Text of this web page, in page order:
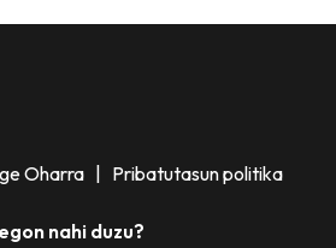
Oharra | Pribatutasun politika
nahi duzu?